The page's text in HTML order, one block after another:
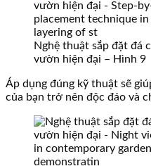
Nghệ thuật sắp đặt đá
vườn hiện đại – Hình 9
Áp dụng đúng kỹ thuật sẽ
của bạn trở nên độc đáo và